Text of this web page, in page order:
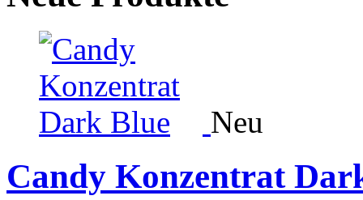
Neu
Candy Konzentrat